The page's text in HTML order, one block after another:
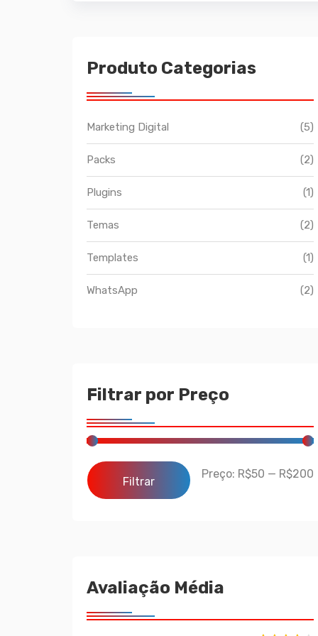
Produto Categorias
Marketing Digital (5)
Packs (2)
Plugins (1)
Temas (2)
Templates (1)
WhatsApp (2)
Filtrar por Preço
Filtrar
Preço: R$50 — R$200
Avaliação Média